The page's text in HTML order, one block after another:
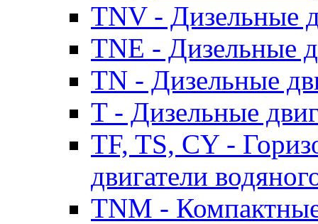
TNV - Дизельные
TNE - Дизельные
TN - Дизельные
T - Дизельные
TF, TS, CY -
двигатели
TNM -